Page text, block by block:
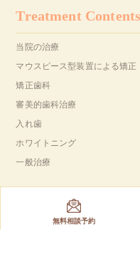
Treatment Contents
当院の治療
マウスピース型装置による矯正
矯正歯科
審美的歯科治療
入れ歯
ホワイトニング
一般治療
Copyright(C) YAMAGUCHI Dental
無料相談予約